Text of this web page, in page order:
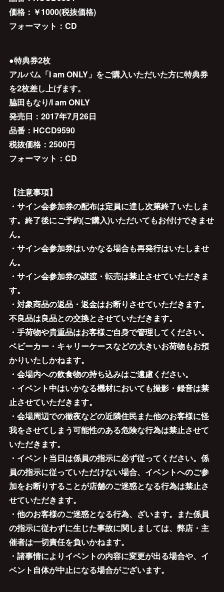
価格：￥1000(税抜価格)
フォーマット：CD
●特典券2枚
アルバム「I am ONLY」をご購入いただいた方に特典券
を2枚差し上げます。
脇田もなり/I am ONLY
発売日：2017年7月26日
品番：HCCD9590
税抜価格：2500円
フォーマット：CD
【注意事項】
・サイン会参加券の配布は定員に達し次第終了いたしま
す。終了後にご予約(ご購入)いただいてもお付けできませ
ん。
・サイン会参加券はいかなる場合も再発行はいたしませ
ん。
・サイン会参加券の譲渡・転売は禁止させていただきま
す。
・対象商品の返品・返金はお断りさせていただきます。
不良品は良品との交換とさせていただきます。
・手荷物や貴重品はお客様ご自身で管理してください。
ベビーカー・キャリーケースなどの大きいお荷物もお預
かりいたしかねます。
・会場内への飲食物の持ち込みはご遠慮ください。
・イベント中はいかなる機材においても撮影・録音は禁
止させていただきます。
・会場周辺での徹夜などの近隣住民また他のお客様に怪
我をさせてしまう可能性のある危険な行為は禁止させて
いただきます。
・イベント当日は係員の指示に必ず従ってください。係
員の指示に従っていただけない場合、イベントへのご参
加をお断りすることが店舗のご迷惑となる行為は禁止さ
せていただきます。
・他のお客様のご迷惑となる行為、ざいます。また係員
の指示に従わずに生じた事故に関しましては、弊店・主
催者は一切責任を負いかねます。
・諸事情によりイベントの内容に変更が出る場合や、イ
ベント自体が中止になる場合がございます。